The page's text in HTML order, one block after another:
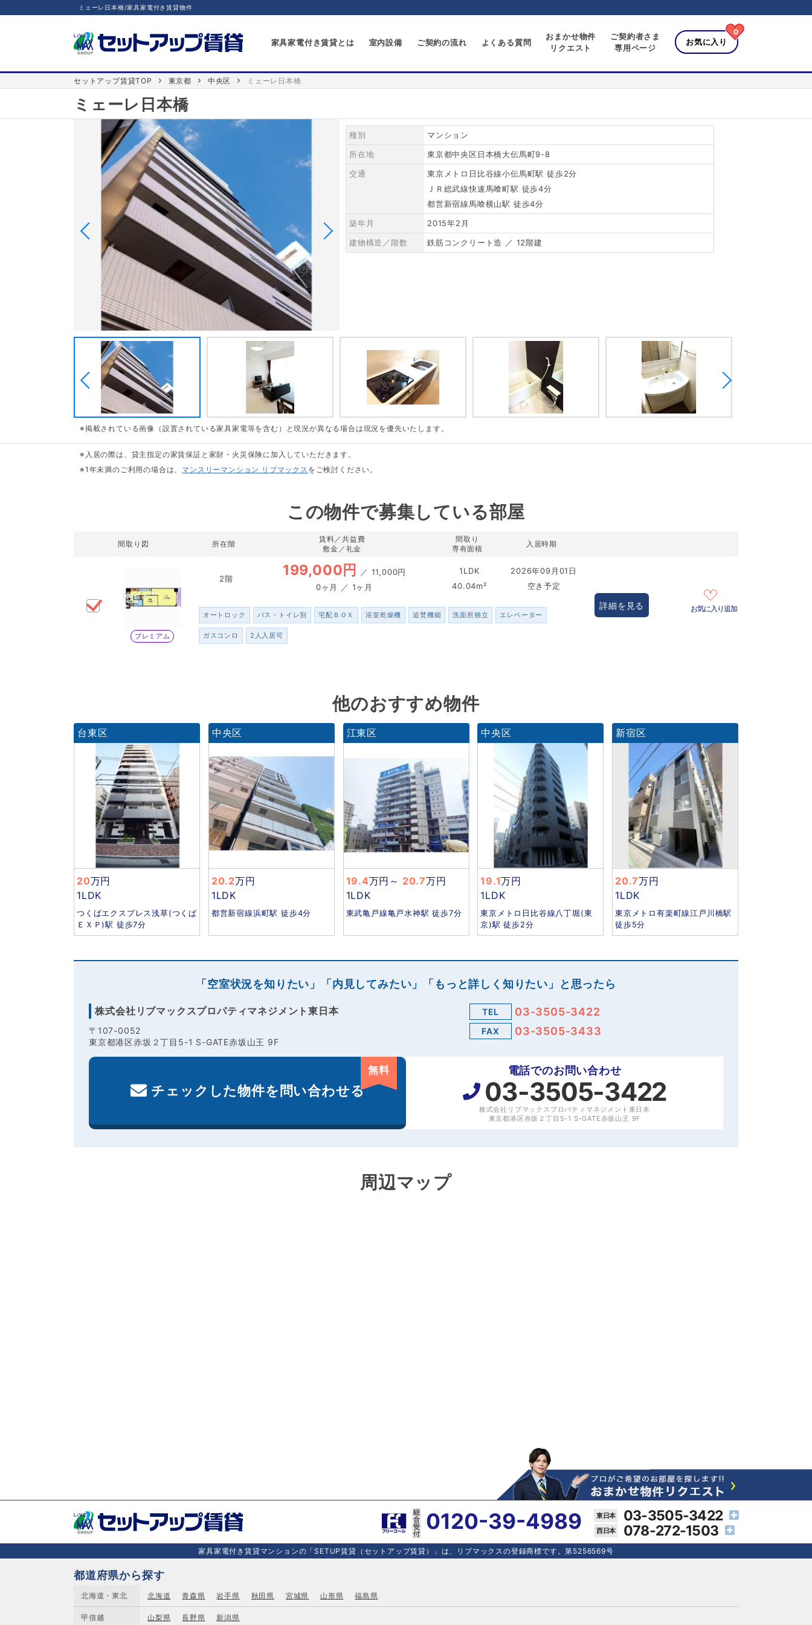
ミェーレ日本橋/家具家電付き賃貸物件
家具家電付き賃貸とは 室内設備 ご契約の流れ よくある質問
おまかせ物件
リクエスト
ご契約者さま
専用ページ
お気に入り
0
セットアップ賃貸TOP 東京都 中央区 ミェーレ日本橋
ミェーレ日本橋
種別
マンション
所在地
東京都中央区日本橋大伝馬町9-8
交通
東京メトロ日比谷線小伝馬町駅 徒歩2分
ＪＲ総武線快速馬喰町駅 徒歩4分
都営新宿線馬喰横山駅 徒歩4分
築年月
2015年2月
建物構造／階数
鉄筋コンクリート造 ／ 12階建
※掲載されている画像（設置されている家具家電等を含む）と現況が異なる場合は現況を優先いたします。
※入居の際は、貸主指定の家賃保証と家財・火災保険に加入していただきます。
※1年未満のご利用の場合は、 マンスリーマンション リブマックス をご検討ください。
この物件で募集している部屋
間取り図 所在階
賃料／共益費
敷金／礼金
間取り
専有面積
入居時期
プレミアム
2階 199,000円 ／ 11,000円
0ヶ月 ／ 1ヶ月
1LDK
40.04m²
2026年09月01日
空き予定
オートロック バス・トイレ別 宅配ＢＯＸ 浴室乾燥機 追焚機能 洗面所独立 エレベーター
ガスコンロ 2人入居可
詳細を見る お気に入り追加
他のおすすめ物件
台東区
20万円
1LDK
つくばエクスプレス浅草(つくば
ＥＸＰ)駅 徒歩7分
中央区
20.2万円
1LDK
都営新宿線浜町駅 徒歩4分
江東区
19.4万円 ～ 20.7万円
1LDK
東武亀戸線亀戸水神駅 徒歩7分
中央区
19.1万円
1LDK
東京メトロ日比谷線八丁堀(東
京)駅 徒歩2分
新宿区
20.7万円
1LDK
東京メトロ有楽町線江戸川橋駅
徒歩5分
「空室状況を知りたい」「内見してみたい」「もっと詳しく知りたい」と思ったら
株式会社リブマックスプロパティマネジメント東日本
〒107-0052
東京都港区赤坂２丁目5-1 S-GATE赤坂山王 9F
TEL 03-3505-3422
FAX 03-3505-3433
チェックした物件を 問い合わせる
無料 電話でのお問い合わせ
03-3505-3422
株式会社リブマックスプロパティマネジメント東日本
東京都港区赤坂２丁目5-1 S-GATE赤坂山王 9F
周辺マップ
0120-39-4989
03-3505-3422
078-272-1503
家具家電付き賃貸マンションの「SETUP賃貸（セットアップ賃貸）」は、リブマックスの登録商標です。第5256569号
都道府県から探す
北海道・東北 北海道 青森県 岩手県 秋田県 宮城県 山形県 福島県
甲信越 山梨県 長野県 新潟県